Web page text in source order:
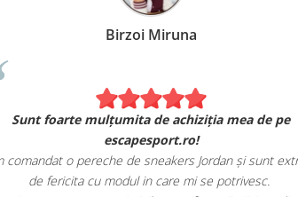
Alexandru Petcu
comandat 2 hanorace Nike. Se simt și arată exact ca în
magazinul fizic.
apreciat, de asemenea, livrarea rapidă și oferta
magazinului.